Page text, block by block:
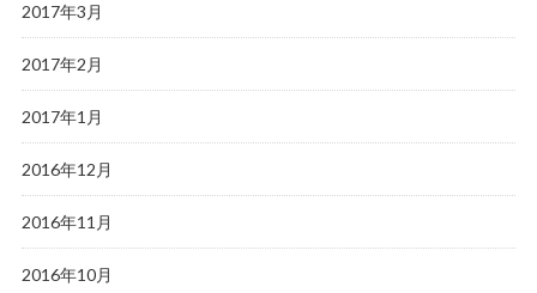
2017年3月
2017年2月
2017年1月
2016年12月
2016年11月
2016年10月